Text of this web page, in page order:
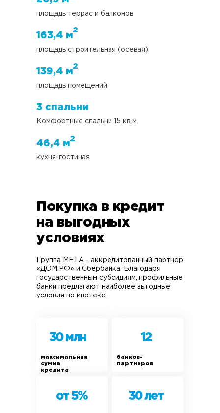
площадь террас и балконов
163,4 м
2
площадь строительная (осевая)
139,4 м
2
площадь помещений
3 спальни
Комфортные спальни 15 кв.м.
46,4 м
кухня-гостиная
2
Фундамент
железобетонные сваи / свайно-
ростверковый жб фундамент /
утепленная жб плита
Материал стен
несущий деревянный каркас из
бруса 200х200 мм и доски
металлочерепица / гибкая
Перекрытие
мм и доски 50х200 мм
Покупка в кредит
на выгодных
условиях
Группа МЕТА - аккредитованный партнер
«ДОМ.РФ» и Сбербанка. Благодаря
государственным субсидиям, профильные
банки предлагают наиболее выгодные
условия по ипотеке.
30 млн 12
от 5% 30 лет
максимальная
сумма
кредита
банков-
партнеров